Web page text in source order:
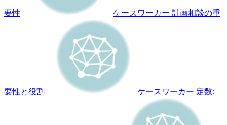
要性 ケースワーカー 計画相談の重
要性と役割 ケースワーカー 定数: